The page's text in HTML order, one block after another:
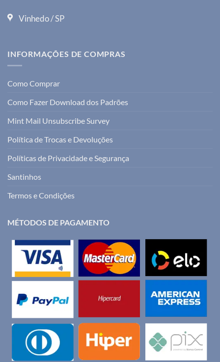
Vinhedo / SP
INFORMAÇÕES DE COMPRAS
Como Comprar
Como Fazer Download dos Padrões
Mint Mail Unsubscribe Survey
Política de Trocas e Devoluções
Políticas de Privacidade e Segurança
Santinhos
Termos e Condições
MÉTODOS DE PAGAMENTO